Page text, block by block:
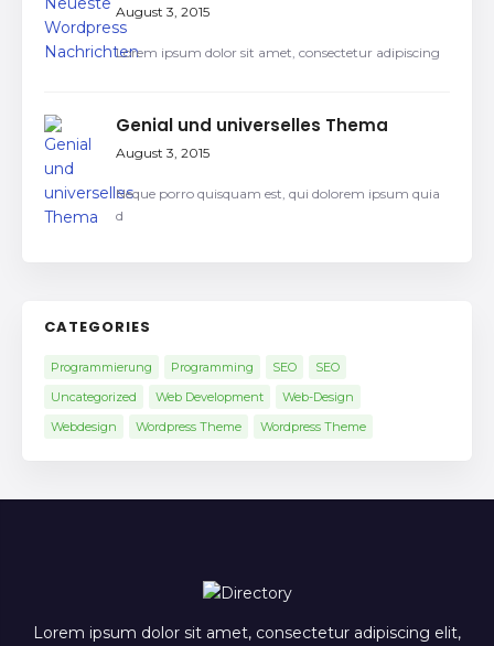
August 3, 2015
Lorem ipsum dolor sit amet, consectetur adipiscing
Genial und universelles Thema
August 3, 2015
Neque porro quisquam est, qui dolorem ipsum quia
d
CATEGORIES
Programmierung Programming SEO
SEO
Uncategorized
Web Development
Web-Design
Webdesign
Wordpress Theme Wordpress Theme
Lorem ipsum dolor sit amet, consectetur adipiscing elit,